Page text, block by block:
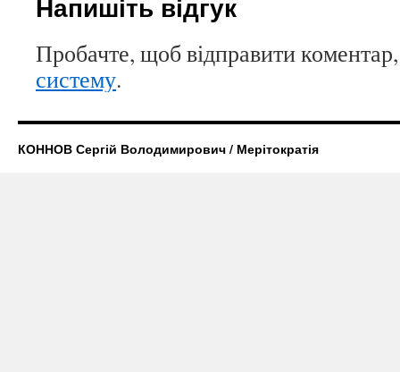
Пробачте, щоб відправити
систему.
КОННОВ Сергій Володимирович / Мерітократія